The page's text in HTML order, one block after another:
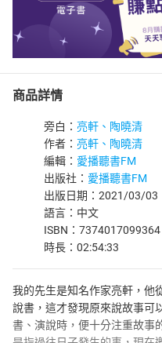
商品詳情
旁白： 亮軒、陶曉清
作者： 亮軒、陶曉清
編輯： 愛播聽書FM
出版社： 愛播聽書FM
出版日期：2021/03/03
語言：中文
ISBN：7374017099364
時長：02:54:33
我的先生是知名作家亮軒，他
說書，這才發現原來說故事可
書、演說時，便十分注重故事